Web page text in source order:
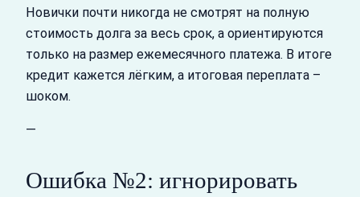
Новички почти никогда не смотрят на полную
стоимость долга за весь срок, а ориентируются
только на размер ежемесячного платежа. В итоге
кредит кажется лёгким, а итоговая переплата –
шоком.
—
Ошибка №2: игнорировать